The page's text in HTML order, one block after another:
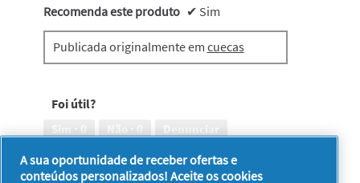
Recomenda este produto ✔ Sim
Publicada originalmente em cuecas
Foi útil?
Sim · 0 Não · 0 Denunciar
1–8 de 82 análises
Anterior
◄
A sua oportunidade de receber ofertas e
conteúdos personalizados! Aceite os cookies